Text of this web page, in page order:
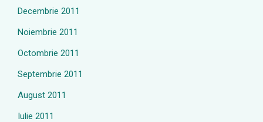
Decembrie 2011
Noiembrie 2011
Octombrie 2011
Septembrie 2011
August 2011
Iulie 2011